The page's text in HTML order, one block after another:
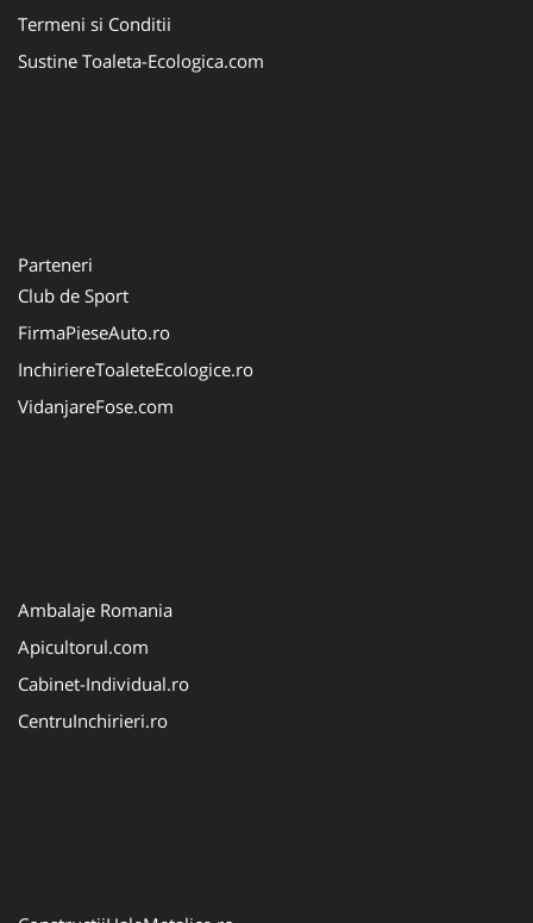
Termeni si Conditii
Sustine Toaleta-Ecologica.com
Parteneri
Club de Sport
FirmaPieseAuto.ro
InchiriereToaleteEcologice.ro
VidanjareFose.com
Ambalaje Romania
Apicultorul.com
Cabinet-Individual.ro
CentruInchirieri.ro